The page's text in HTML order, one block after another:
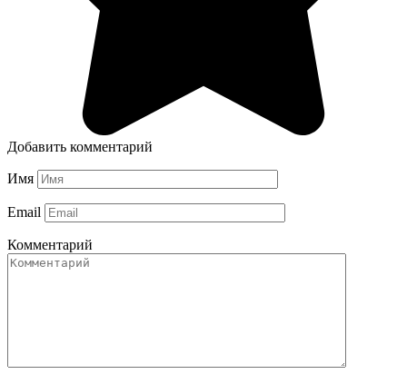
Добавить комментарий
Имя
Email
Комментарий